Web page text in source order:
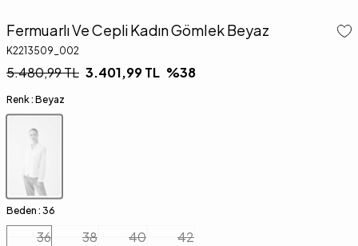
Fermuarlı Ve Cepli Kadın Gömlek Beyaz
K2213509_002
5.480,99TL 3.401,99TL %38
Renk : Beyaz
Beden : 36
36 38 40 42